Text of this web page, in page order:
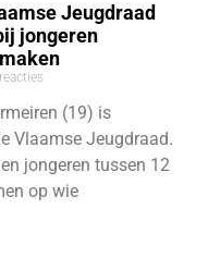
Jeugdraad
jongeren
(19) is
Vlaamse Jeugdraad.
jongeren tussen 12
op wie